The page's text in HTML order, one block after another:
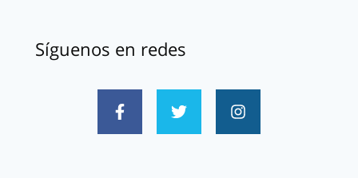
Síguenos en redes